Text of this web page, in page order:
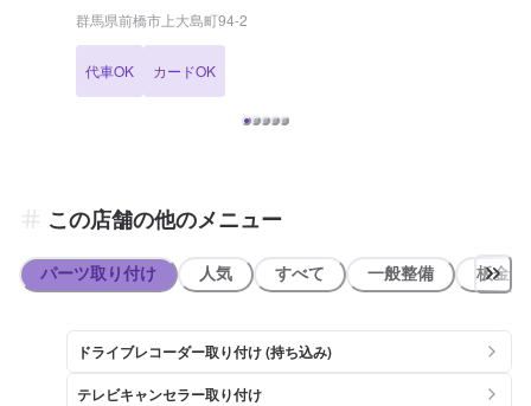
次元計測できる世界初のコンピューター計測診断システムTOUCHや
国内外を問わず多種多様な自動車を骨格(フレーム)修正作業すること
作業に妥協しない高い技術力と最新設備を揃え完成度の高い修理をご
提供します！ 他店に修理を断られてしまったお車でも、まずはお気軽
群馬県前橋市上大島町94-2
代車OK カードOK
この店舗の他のメニュー
パーツ取り付け 人気 すべて 一般整備 板金系
ドライブレコーダー取り付け (持ち込み)
テレビキャンセラー取り付け